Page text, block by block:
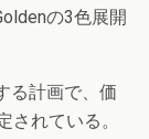
の3色展開
る計画で、価
されている。